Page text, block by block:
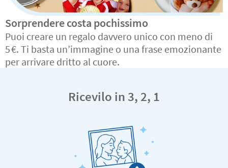
Sorprendere costa pochissimo
Puoi creare un regalo davvero unico con meno di
5 €. Ti basta un’immagine o una frase emozionante
per arrivare dritto al cuore.
Ricevilo in 3, 2, 1